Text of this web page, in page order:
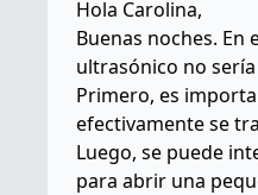
Hola Carolina,
Buenas noches. En
ultrasónico no
Primero, es
efectivamente se
Luego, se puede
para abrir una